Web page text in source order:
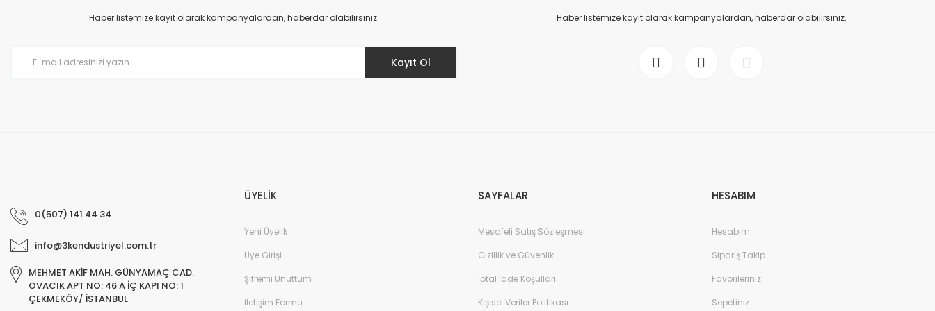
Ürün bilgilerinde hatalar bulunuyor.
Haber listemize kayıt olarak kampanyalardan, haberdar olabilirsiniz.
Kayıt Ol
Haber listemize kayıt olarak kampanyalardan, haberdar olabilirsiniz.
0(507) 141 44 34
info@3kendustriyel.com.tr
MEHMET AKİF MAH. GÜNYAMAÇ CAD.
OVACIK APT NO: 46 A İÇ KAPI NO: 1
ÇEKMEKÖY/ İSTANBUL
ÜYELİK
Yeni Üyelik
Üye Girişi
Şifremi Unuttum
İletişim Formu
SAYFALAR
Mesafeli Satış Sözleşmesi
Gizlilik ve Güvenlik
İptal İade Koşullari
Kişisel Veriler Politikası
HESABIM
Hesabım
Sipariş Takip
Favorileriniz
Sepetiniz